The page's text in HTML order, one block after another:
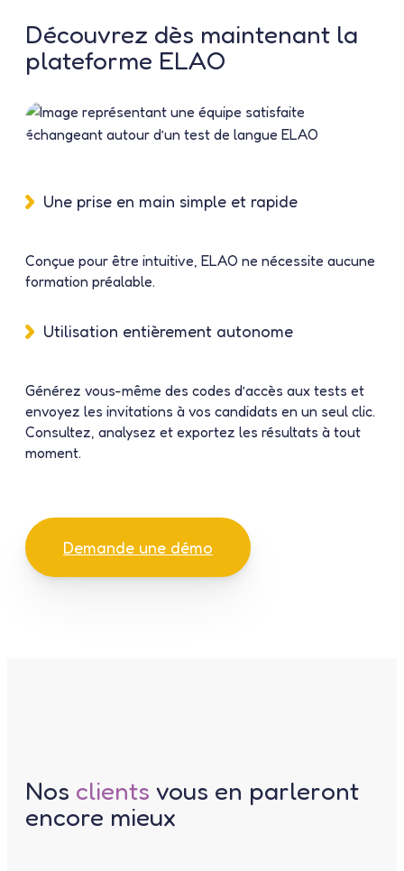
Découvrez dès maintenant la
plateforme ELAO
Une prise en main simple et rapide
Conçue pour être intuitive, ELAO ne nécessite aucune
formation préalable.
Utilisation entièrement autonome
Générez vous-même des codes d’accès aux tests et
envoyez les invitations à vos candidats en un seul clic.
Consultez, analysez et exportez les résultats à tout
moment.
Demande une démo
Nos clients vous en parleront
encore mieux